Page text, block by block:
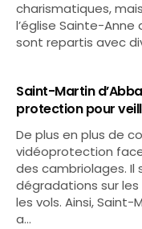
charismatiques,
l’église Sainte-
sont repartis avec
Saint-Martin
protection pour
De plus en plus de
vidéoprotection
des cambriolages. Il
dégradations sur
les vols. Ainsi, Saint-
a…